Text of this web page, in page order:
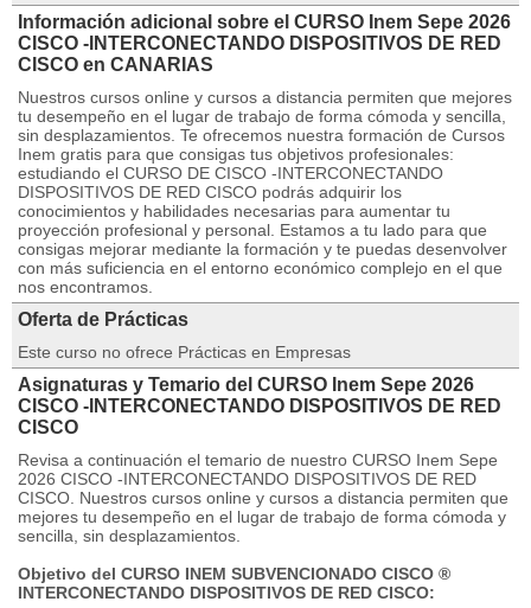
Información adicional sobre el CURSO Inem Sepe 2026
CISCO -INTERCONECTANDO DISPOSITIVOS DE RED
CISCO en CANARIAS
Nuestros cursos online y cursos a distancia permiten que mejores
tu desempeño en el lugar de trabajo de forma cómoda y sencilla,
sin desplazamientos. Te ofrecemos nuestra formación de Cursos
Inem gratis para que consigas tus objetivos profesionales:
estudiando el CURSO DE CISCO -INTERCONECTANDO
DISPOSITIVOS DE RED CISCO podrás adquirir los
conocimientos y habilidades necesarias para aumentar tu
proyección profesional y personal. Estamos a tu lado para que
consigas mejorar mediante la formación y te puedas desenvolver
con más suficiencia en el entorno económico complejo en el que
nos encontramos.
Oferta de Prácticas
Este curso no ofrece Prácticas en Empresas
Asignaturas y Temario del CURSO Inem Sepe 2026
CISCO -INTERCONECTANDO DISPOSITIVOS DE RED
CISCO
Revisa a continuación el temario de nuestro CURSO Inem Sepe
2026 CISCO -INTERCONECTANDO DISPOSITIVOS DE RED
CISCO. Nuestros cursos online y cursos a distancia permiten que
mejores tu desempeño en el lugar de trabajo de forma cómoda y
sencilla, sin desplazamientos.
Objetivo del CURSO INEM SUBVENCIONADO CISCO ®
INTERCONECTANDO DISPOSITIVOS DE RED CISCO: